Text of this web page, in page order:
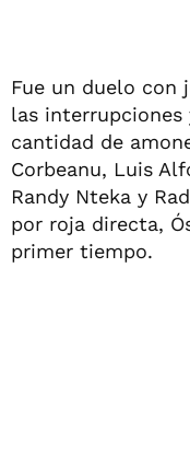
Fue un duelo con
las interrupciones
cantidad de
Corbeanu, Luis
Randy Nteka y
por roja directa,
primer tiempo.